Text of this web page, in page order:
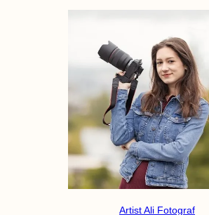
Artist Ali Fotograf